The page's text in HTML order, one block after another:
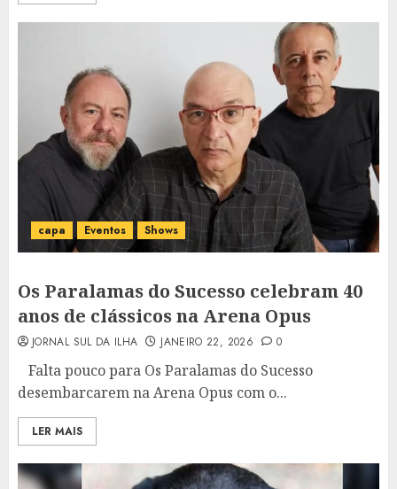
capa Eventos Shows
Os Paralamas do Sucesso celebram 40
anos de clássicos na Arena Opus
JORNAL SUL DA ILHA JANEIRO 22, 2026 0
Falta pouco para Os Paralamas do Sucesso
desembarcarem na Arena Opus com o...
LER MAIS